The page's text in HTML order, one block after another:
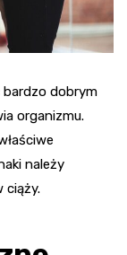
bardzo dobrym
organizmu.
należy
ciąży.